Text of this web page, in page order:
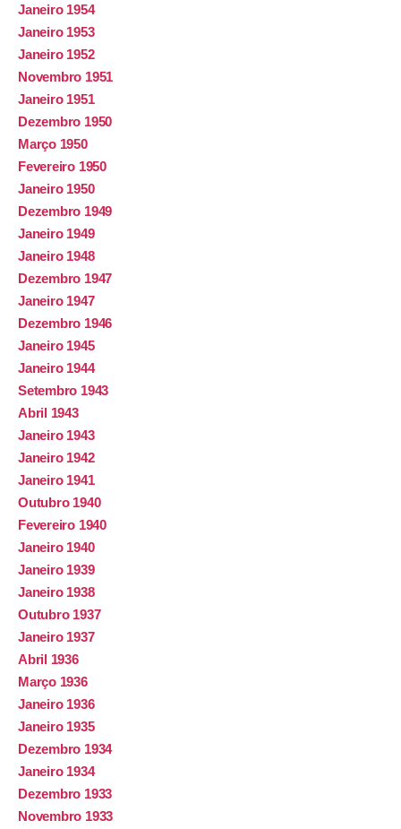
Janeiro 1954
Janeiro 1953
Janeiro 1952
Novembro 1951
Janeiro 1951
Dezembro 1950
Março 1950
Fevereiro 1950
Janeiro 1950
Dezembro 1949
Janeiro 1949
Janeiro 1948
Dezembro 1947
Janeiro 1947
Dezembro 1946
Janeiro 1945
Janeiro 1944
Setembro 1943
Abril 1943
Janeiro 1943
Janeiro 1942
Janeiro 1941
Outubro 1940
Fevereiro 1940
Janeiro 1940
Janeiro 1939
Janeiro 1938
Outubro 1937
Janeiro 1937
Abril 1936
Março 1936
Janeiro 1936
Janeiro 1935
Dezembro 1934
Janeiro 1934
Dezembro 1933
Novembro 1933